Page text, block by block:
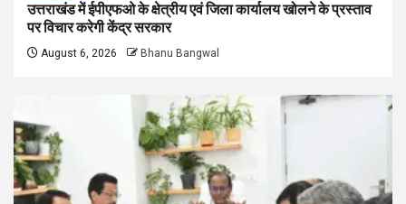
उत्तराखंड में ईपीएफओ के क्षेत्रीय एवं जिला कार्यालय खोलने के प्रस्ताव
पर विचार करेगी केंद्र सरकार
August 6, 2026 Bhanu Bangwal